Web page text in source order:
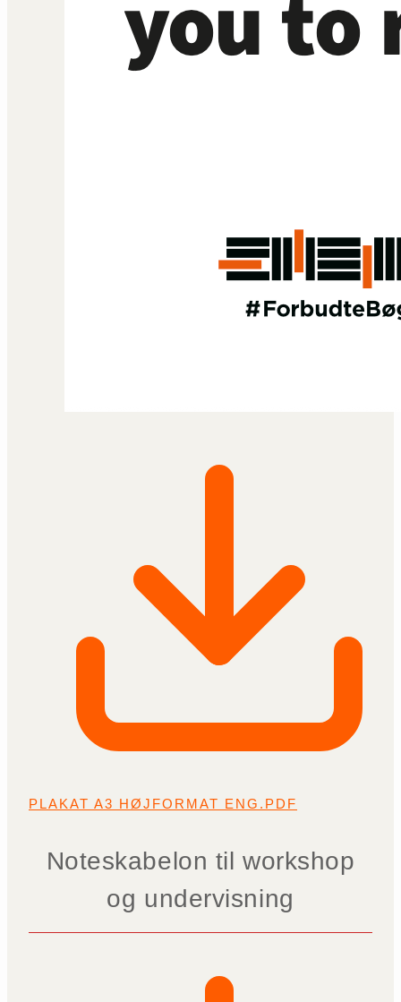
PLAKAT A3 HØJFORMAT ENG.PDF
Noteskabelon til workshop
og undervisning